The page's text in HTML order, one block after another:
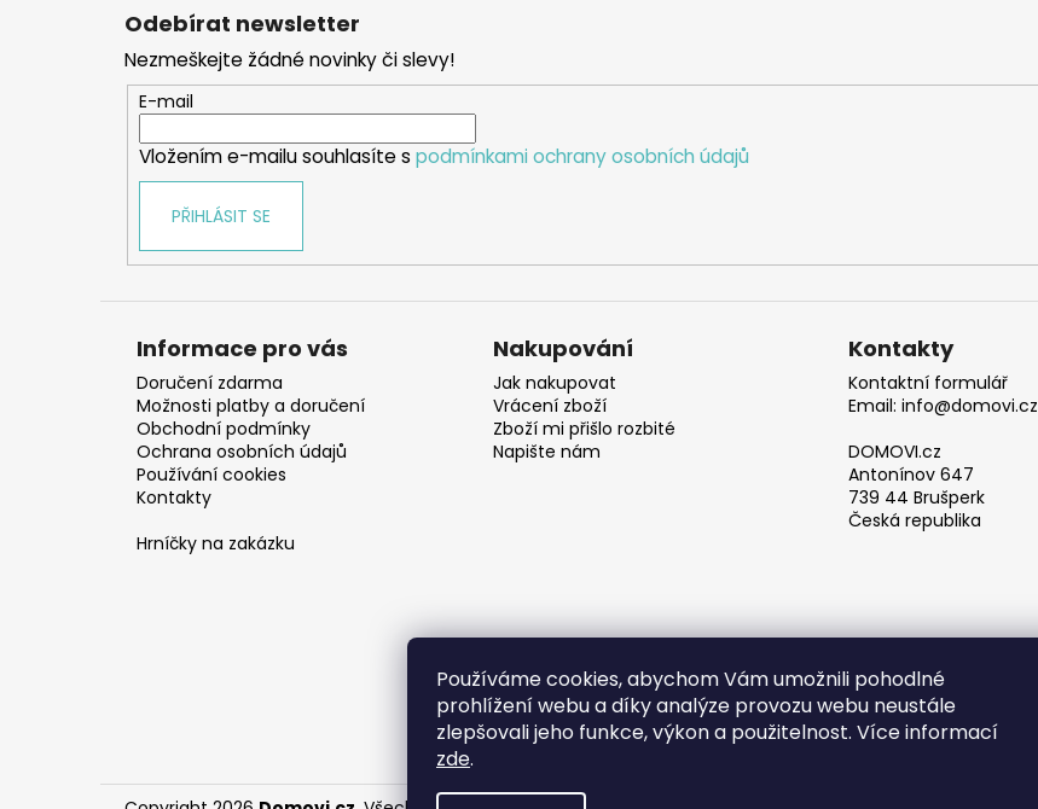
Používáme cookies, abychom Vám umožnili pohodlné
prohlížení webu a díky analýze provozu webu neustále
zlepšovali jeho funkce, výkon a použitelnost. Více informací
zde.
Odebírat newsletter
Nezmeškejte žádné novinky či slevy!
E-mail
Vložením e-mailu souhlasíte s podmínkami ochrany osobních údajů
PŘIHLÁSIT SE
Informace pro vás
Doručení zdarma
Možnosti platby a doručení
Obchodní podmínky
Ochrana osobních údajů
Používání cookies
Kontakty
Hrníčky na zakázku
Nakupování
Jak nakupovat
Vrácení zboží
Zboží mi přišlo rozbité
Napište nám
Kontakty
Kontaktní formulář
Email: info@domovi.cz
DOMOVI.cz
Antonínov 647
739 44 Brušperk
Česká republika
Obchodní podmínky